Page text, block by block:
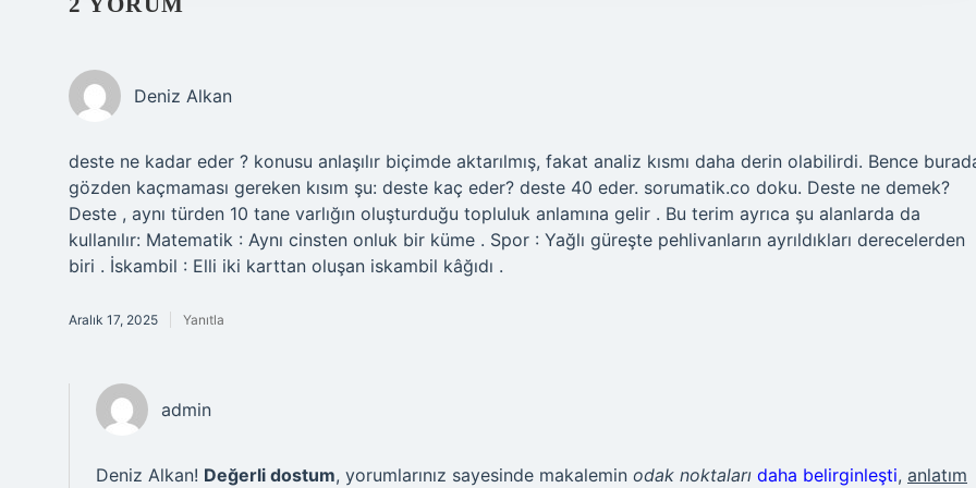
Deniz Alkan
deste ne kadar eder ? konusu anlaşılır biçimde aktarılmış, fakat analiz kısmı daha derin olabilirdi. Bence
gözden kaçmaması gereken kısım şu: deste kaç eder? deste 40 eder. sorumatik.co doku. Deste ne demek?
Deste , aynı türden 10 tane varlığın oluşturduğu topluluk anlamına gelir . Bu terim ayrıca şu alanlarda da
kullanılır: Matematik : Aynı cinsten onluk bir küme . Spor : Yağlı güreşte pehlivanların ayrıldıkları derecelerden
biri . İskambil : Elli iki karttan oluşan iskambil kâğıdı .
Aralık 17, 2025 Yanıtla
admin
Deniz Alkan! Değerli dostum, yorumlarınız sayesinde makalemin odak noktaları daha belirginleşti, anlatım